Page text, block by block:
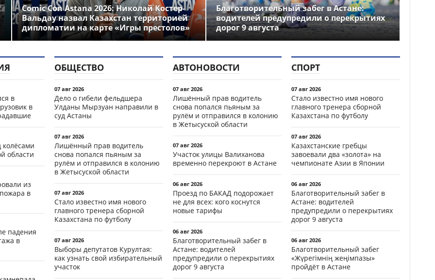
Comic Con Astana 2026: Николай Костер-
Вальдау назвал Казахстан территорией
дипломатии на карте «Игры престолов»
Благотворительный забег в Астане:
водителей предупредили о перекрытиях
дорог 9 августа
в
в
области
из
в
падения
в
ОБЩЕСТВО
07 авг 2026
Дело о гибели фельдшера
Улданы Мырзуан направили в
суд Астаны
07 авг 2026
Лишённый прав водитель
снова попался пьяным за
рулём и отправился в колонию
в Жетысуской области
07 авг 2026
Стало известно имя нового
главного тренера сборной
Казахстана по футболу
07 авг 2026
Выборы депутатов Курултая:
как узнать свой избирательный
участок
АВТОНОВОСТИ
07 авг 2026
Лишённый прав водитель
снова попался пьяным за
рулём и отправился в колонию
в Жетысуской области
07 авг 2026
Участок улицы Валиханова
временно перекроют в Астане
06 авг 2026
Проезд по БАКАД подорожает
не для всех: кого коснутся
новые тарифы
06 авг 2026
Благотворительный забег в
Астане: водителей
предупредили о перекрытиях
дорог 9 августа
СПОРТ
07 авг 2026
Стало известно имя нового
главного тренера сборной
Казахстана по футболу
07 авг 2026
Казахстанские гребцы
завоевали два «золота» на
чемпионате Азии в Японии
06 авг 2026
Благотворительный забег в
Астане: водителей
предупредили о перекрытиях
дорог 9 августа
06 авг 2026
Благотворительный забег
«Жүрегімнің жеңімпазы»
пройдёт в Астане